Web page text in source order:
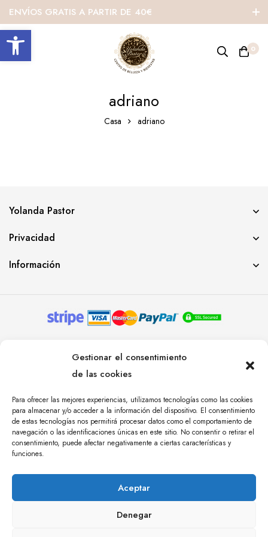
Abrir barra de herramientas
Gestionar el consentimiento
de las cookies
Para ofrecer las mejores experiencias, utilizamos tecnologías como las cookies
para almacenar y/o acceder a la información del dispositivo. El consentimiento
de estas tecnologías nos permitirá procesar datos como el comportamiento de
navegación o las identificaciones únicas en este sitio. No consentir o retirar el
consentimiento, puede afectar negativamente a ciertas características y
funciones.
Aceptar
Denegar
ENVÍOS GRATIS A PARTIR DE 40€
0
adriano
Casa adriano
Yolanda Pastor
Privacidad
Información
RESERVADOS. AGENCIA DE COMUNICACIÓN
ÁNGULO TRES.